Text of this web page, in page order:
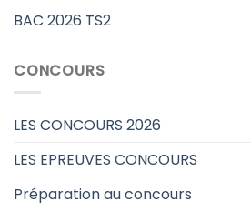
BAC 2026 TS2
CONCOURS
LES CONCOURS 2026
LES EPREUVES CONCOURS
Préparation au concours